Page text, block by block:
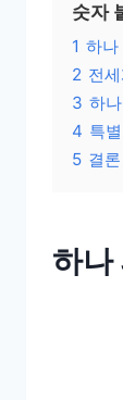
숫자
1 하
2 전
3 하
4 특
5 결론
하